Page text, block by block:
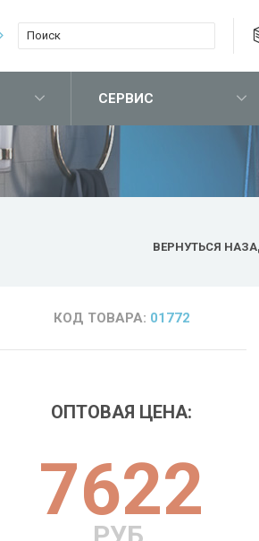
СЕРВИС
ВЕРНУТЬСЯ
КОД ТОВАРА: 01772
ОПТОВАЯ ЦЕНА:
7622